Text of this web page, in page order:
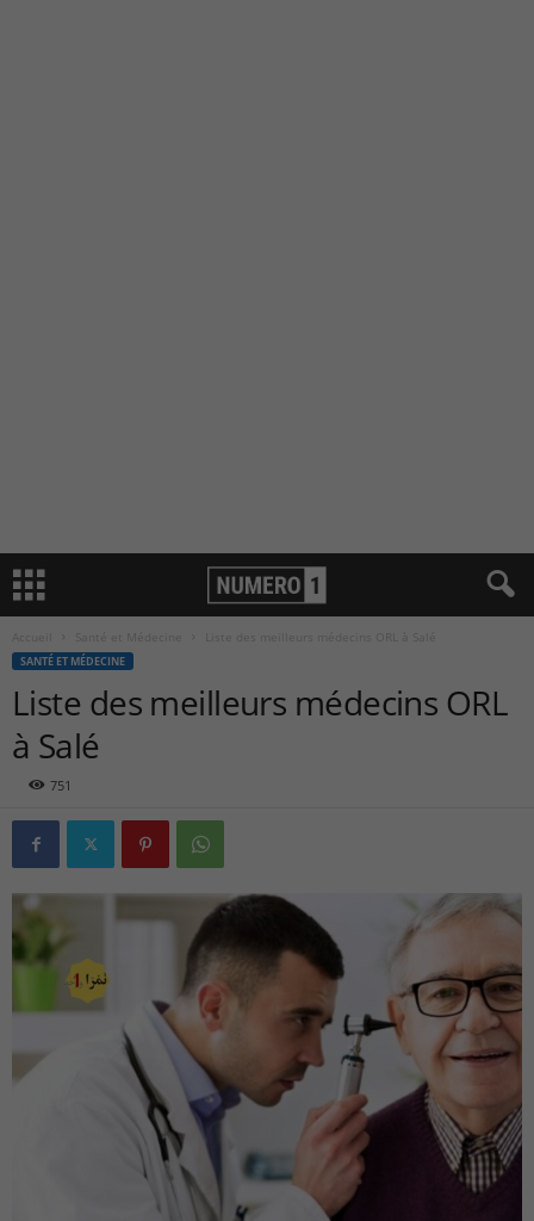
Santé et Médecine
SANTÉ ET MÉDECINE
Liste des meilleurs médecins ORL
à Salé
751